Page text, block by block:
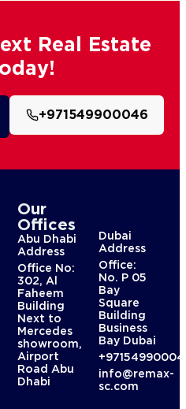
Real Estate
+971549900046
Our
Offices
Abu Dhabi
Address
Office No:
302, Al
Faheem
Building
Next to
Mercedes
showroom,
Airport
Road Abu
Dhabi
Dubai
Address
Office:
No. P 05
Bay
Square
Building
Business
Bay Dubai
info@remax-
sc.com